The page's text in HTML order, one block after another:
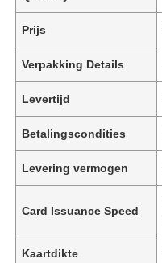
Prijs
Verpakking Details
Levertijd
Betalingscondities
Levering vermogen
Card Issuance Speed
Kaartdikte